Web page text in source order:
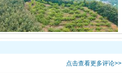
以产业富民促振兴
点击查看更多评论>>